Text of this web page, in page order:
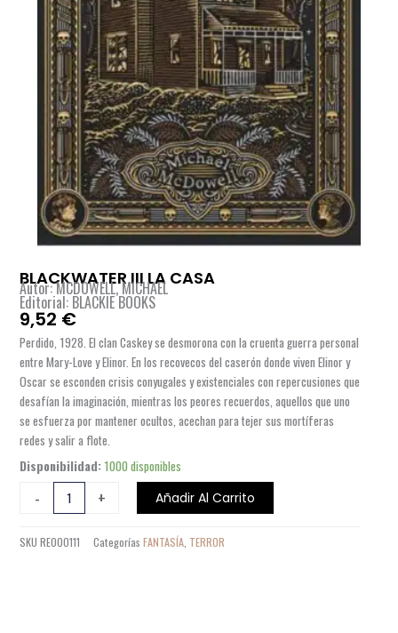
BLACKWATER III LA CASA
Autor: MCDOWELL, MICHAEL
Editorial: BLACKIE BOOKS
9,52 €
Perdido, 1928. El clan Caskey se desmorona con la cruenta guerra personal
entre Mary-Love y Elinor. En los recovecos del caserón donde viven Elinor y
Oscar se esconden crisis conyugales y existenciales con repercusiones que
desafían la imaginación, mientras los peores recuerdos, aquellos que uno
se esfuerza por mantener ocultos, acechan para tejer sus mortíferas
redes y salir a flote.
Disponibilidad:1000 disponibles
-
BLACKWATER
cantidad
+ Añadir Al Carrito
SKURE000111 Categorías FANTASÍA, TERROR